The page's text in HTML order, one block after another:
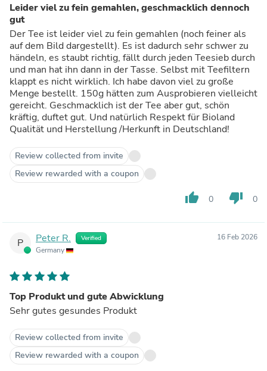
Leider viel zu fein gemahlen, geschmacklich dennoch
gut
Der Tee ist leider viel zu fein gemahlen (noch feiner als
auf dem Bild dargestellt). Es ist dadurch sehr schwer zu
händeln, es staubt richtig, fällt durch jeden Teesieb durch
und man hat ihn dann in der Tasse. Selbst mit Teefiltern
klappt es nicht wirklich. Ich habe davon viel zu große
Menge bestellt. 150g hätten zum Ausprobieren vielleicht
gereicht. Geschmacklich ist der Tee aber gut, schön
kräftig, duftet gut. Und natürlich Respekt für Bioland
Qualität und Herstellung /Herkunft in Deutschland!
Review collected from invite
Review rewarded with a coupon
thumb_up 0 thumb_down 0
P Peter R. Verified
Germany
16 Feb 2026
Top Produkt und gute Abwicklung
Sehr gutes gesundes Produkt
Review collected from invite
Review rewarded with a coupon